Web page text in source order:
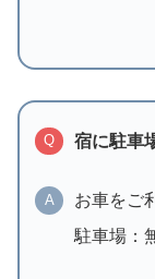
Q 宿に駐車
A
お車をご
駐車場：